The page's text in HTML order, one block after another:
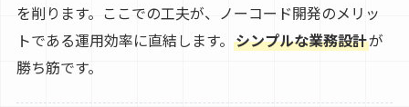
を削ります。ここでの工夫が、ノーコード開発のメリッ
トである運用効率に直結します。 シンプルな業務設計が
勝ち筋です。